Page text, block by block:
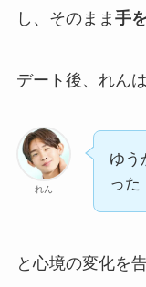
し、そのまま 手
デート後、れんは
れん
ゆう
った
と心境の変化を告